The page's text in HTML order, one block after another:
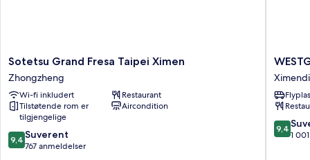
Sotetsu
Grand
Fresa
Taipei
Ximen
Zhongzheng
Sotetsu Grand Fresa Taipei Ximen
Zhongzheng
Wi-fi inkludert
Restaurant
Tilstøtende rom er
tilgjengelige
Aircondition
9.4
av
9,4 Suverent
767 anmeldelser
Hotel
9.4
av
9,4
1